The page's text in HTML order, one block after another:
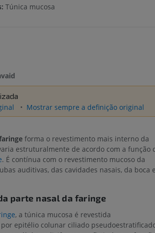
Túnica mucosa
Mostrar sempre a definição original
forma o revestimento mais interno da
estruturalmente de acordo com a função
. É contínua com o revestimento mucoso da
auditivas, das cavidades nasais, da boca e
parte nasal da faringe
, a túnica mucosa é revestida
epitélio colunar ciliado